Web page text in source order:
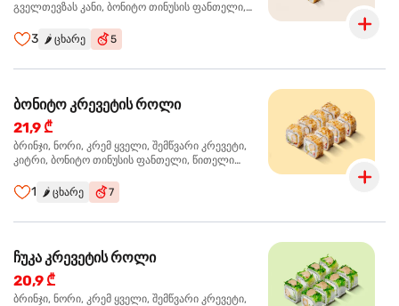
გველთევზას კანი, ბონიტო თინუსის ფანთელი,
3 🌶️ ცხარე 5
ბონიტო კრევეტის როლი
21,9 ₾
ბრინჯი, ნორი, კრემ ყველი, შემწვარი კრევეტი,
კიტრი, ბონიტო თინუსის ფანთელი, წითელი
1 🌶️ ცხარე 7
ჩუკა კრევეტის როლი
20,9 ₾
ბრინჯი, ნორი, კრემ ყველი, შემწვარი კრევეტი,